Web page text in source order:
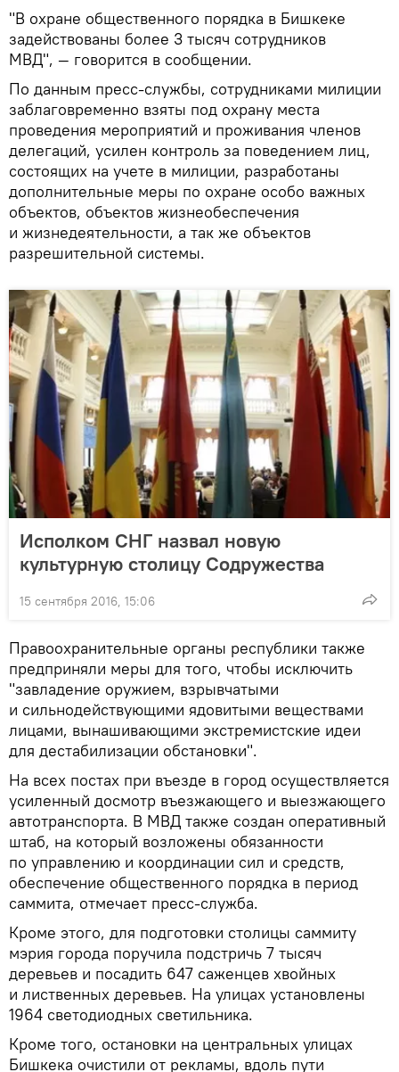
"В охране общественного порядка в Бишкеке
задействованы более 3 тысяч сотрудников
МВД", — говорится в сообщении.
По данным пресс-службы, сотрудниками милиции
заблаговременно взяты под охрану места
проведения мероприятий и проживания членов
делегаций, усилен контроль за поведением лиц,
состоящих на учете в милиции, разработаны
дополнительные меры по охране особо важных
объектов, объектов жизнеобеспечения
и жизнедеятельности, а так же объектов
разрешительной системы.
Исполком СНГ назвал новую
культурную столицу Содружества
15 сентября 2016, 15:06
Правоохранительные органы республики также
предприняли меры для того, чтобы исключить
"завладение оружием, взрывчатыми
и сильнодействующими ядовитыми веществами
лицами, вынашивающими экстремистские идеи
для дестабилизации обстановки".
На всех постах при въезде в город осуществляется
усиленный досмотр въезжающего и выезжающего
автотранспорта. В МВД также создан оперативный
штаб, на который возложены обязанности
по управлению и координации сил и средств,
обеспечение общественного порядка в период
саммита, отмечает пресс-служба.
Кроме этого, для подготовки столицы саммиту
мэрия города поручила подстричь 7 тысяч
деревьев и посадить 647 саженцев хвойных
и лиственных деревьев. На улицах установлены
1964 светодиодных светильника.
Кроме того, остановки на центральных улицах
Бишкека очистили от рекламы, вдоль пути